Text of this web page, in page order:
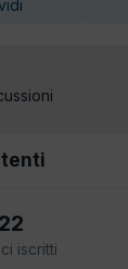
iscritti